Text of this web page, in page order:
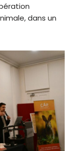
dans un